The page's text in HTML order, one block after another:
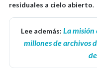
residuales a cielo abierto.
Lee además: La misión
millones de archivos